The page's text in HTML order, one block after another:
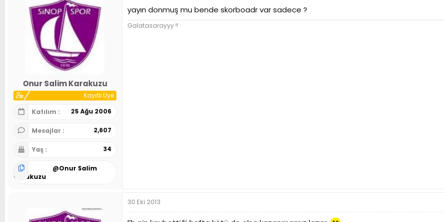
Onur Salim Karakuzu
Kayıtlı Üye
Katılım
25 Ağu 2006
Mesajlar 2,607
Yaş 34
@Onur Salim
Karakuzu
yayın donmuş mu bende skorboadr var sadece ?
Galatasarayyy !!
30 Eki 2013